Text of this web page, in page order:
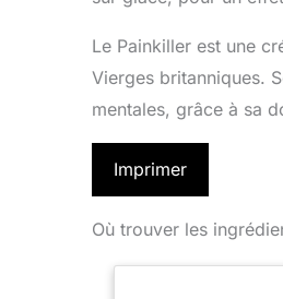
Le Painkiller est une
Vierges britanniques.
mentales, grâce à sa
Imprimer
Où trouver les